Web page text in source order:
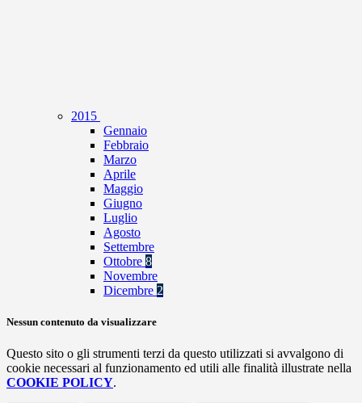
2015
Gennaio
Febbraio
Marzo
Aprile
Maggio
Giugno
Luglio
Agosto
Settembre
Ottobre 8
Novembre
Dicembre 2
Nessun contenuto da visualizzare
Questo sito o gli strumenti terzi da questo utilizzati si avvalgono di
cookie necessari al funzionamento ed utili alle finalità illustrate nella
COOKIE POLICY.